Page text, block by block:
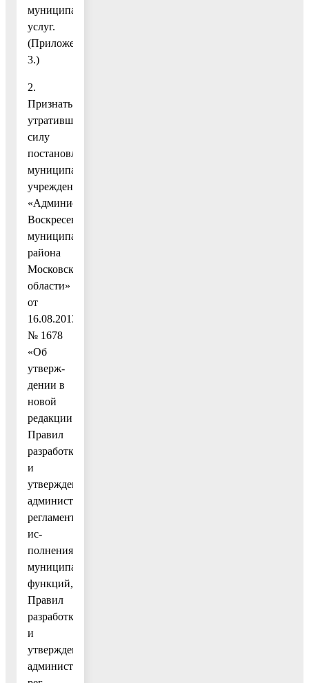
муниципальных
услуг.
(Приложение
3.)
2.
Признать
утратившим
силу
постановление
муниципального
учреждения
«Администрация
Воскресенского
муниципального
района
Московской
области»
от
16.08.2013
№ 1678
«Об
утверж-
дении в
новой
редакции
Правил
разработки
и
утверждения
административных
регламентов
ис-
полнения
муниципальных
функций,
Правил
разработки
и
утверждения
административных